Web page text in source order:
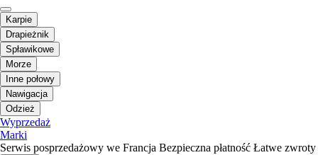
Karpie
Drapieżnik
Spławikowe
Morze
Inne połowy
Nawigacja
Odzież
Wyprzedaż
Marki
Serwis posprzedażowy we Francja Bezpieczna płatność Łatwe zwroty